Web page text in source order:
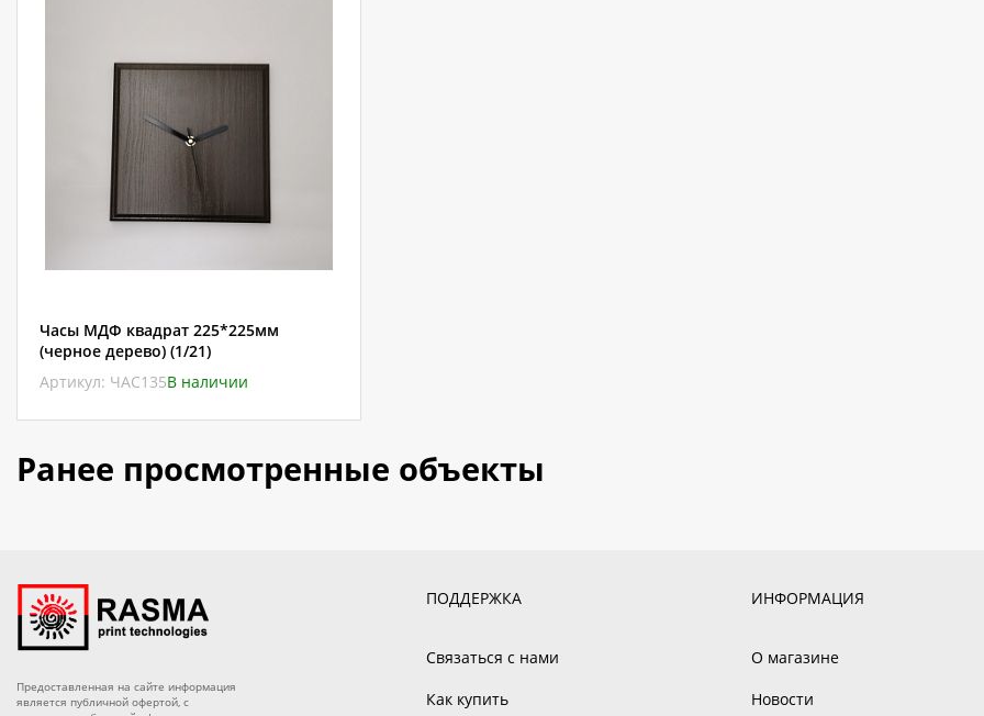
Часы МДФ квадрат 225*225мм
(черное дерево) (1/21)
Артикул: ЧАС135В наличии
Ранее просмотренные объекты
Предоставленная на сайте информация
является публичной офертой, с
ПОДДЕРЖКА
Связаться с нами
Как купить
ИНФОРМАЦИЯ
О магазине
Новости